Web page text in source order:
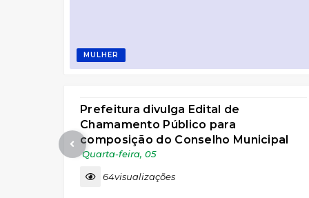
MULHER
Prefeitura divulga Edital de
Chamamento Público para
composição do Conselho Municipal
de Usuários do Serviço Público
Quarta-feira 05
64visualizações